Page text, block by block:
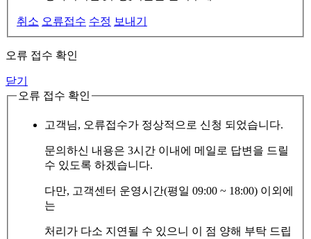
취소 오류접수 수정 보내기
오류 접수 확인
닫기
오류 접수 확인
고객님, 오류접수가 정상적으로 신청 되었습니다.
문의하신 내용은 3시간 이내에 메일로 답변을 드릴
수 있도록 하겠습니다.
다만, 고객센터 운영시간(평일 09:00 ~ 18:00) 이외에
는
처리가 다소 지연될 수 있으니 이 점 양해 부탁 드립